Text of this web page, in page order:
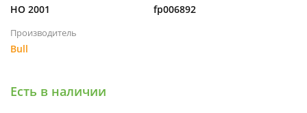
HO 2001 fp006892
Производитель
Bull
Есть в наличии